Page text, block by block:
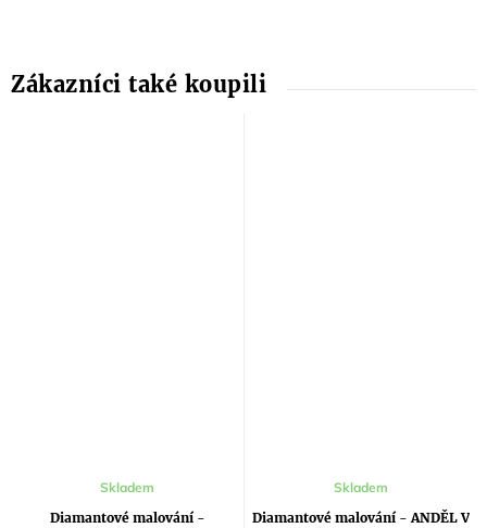
Diamantové malování -
Skladem
Diamantové malování - ANDĚL V
Skladem